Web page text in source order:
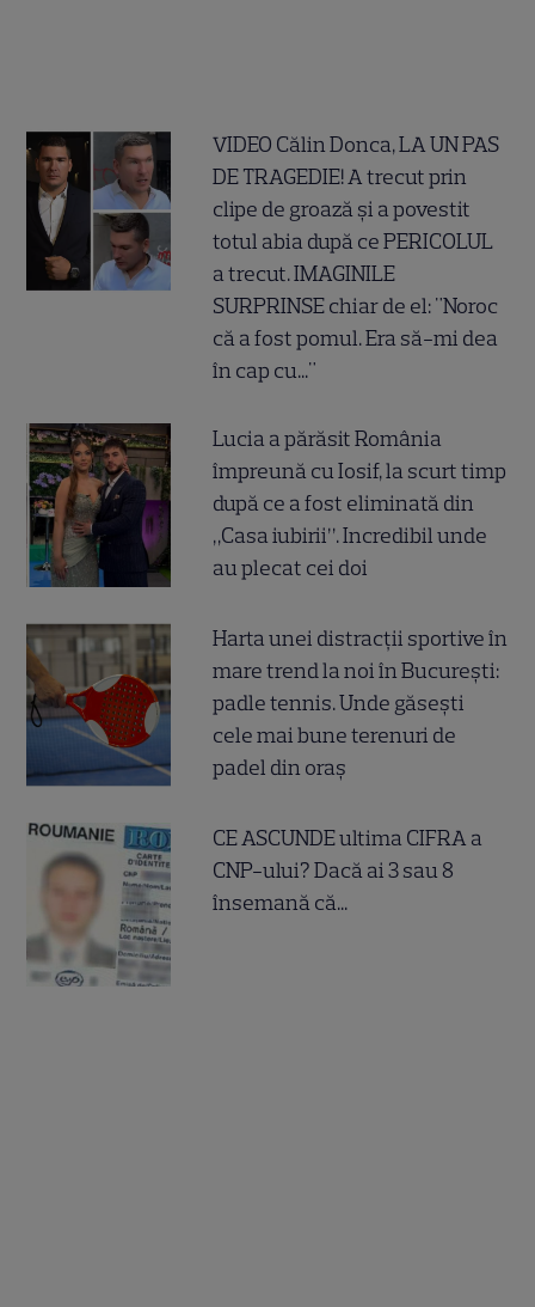
VIDEO Călin Donca, LA UN PAS
DE TRAGEDIE! A trecut prin
clipe de groază și a povestit
totul abia după ce PERICOLUL
a trecut. IMAGINILE
SURPRINSE chiar de el: "Noroc
că a fost pomul. Era să-mi dea
în cap cu..."
Lucia a părăsit România
împreună cu Iosif, la scurt timp
după ce a fost eliminată din
„Casa iubirii”. Incredibil unde
au plecat cei doi
Harta unei distracții sportive în
mare trend la noi în București:
padle tennis. Unde găsești
cele mai bune terenuri de
padel din oraș
CE ASCUNDE ultima CIFRA a
CNP-ului? Dacă ai 3 sau 8
însemană că...